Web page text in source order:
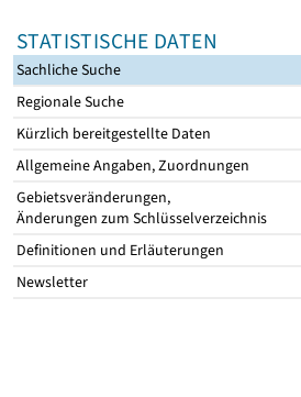
STATISTISCHE DATEN
Sachliche Suche
Regionale Suche
Kürzlich bereitgestellte Daten
Allgemeine Angaben, Zuordnungen
Gebietsveränderungen,
Änderungen zum Schlüsselverzeichnis
Definitionen und Erläuterungen
Newsletter